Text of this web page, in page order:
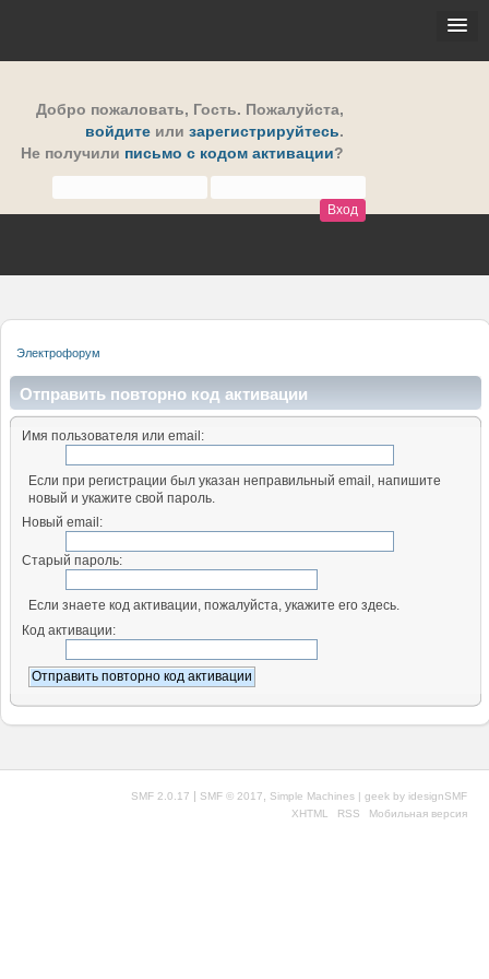
Добро пожаловать, Гость. Пожалуйста,
войдите или зарегистрируйтесь.
Не получили письмо с кодом активации?
Электрофорум
Отправить повторно код активации
Имя пользователя или email:
Если при регистрации был указан неправильный email, напишите
новый и укажите свой пароль.
Новый email:
Старый пароль:
Если знаете код активации, пожалуйста, укажите его здесь.
Код активации:
SMF 2.0.17 | SMF © 2017 Simple Machines | geek by idesignSMF
XHTML
RSS Мобильная версия